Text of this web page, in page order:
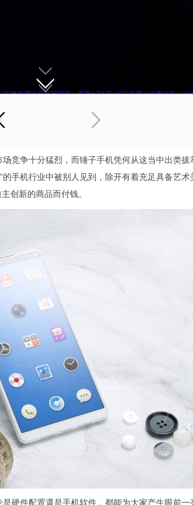
竞争十分猛烈，而锤子手机凭何从这当中出类
手机行业中被别人见到，除开有着充足具备艺
创新的商品而付钱。
硬件配置還是手机软件，都能为大家产生眼前